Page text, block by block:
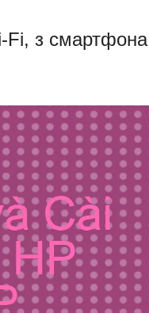
Fi, з смартфона